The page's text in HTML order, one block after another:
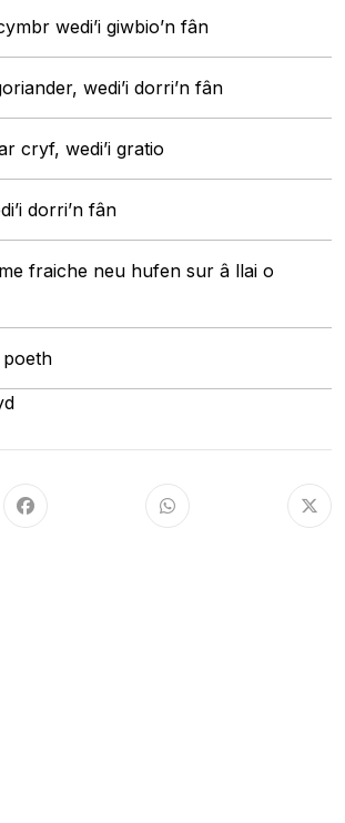
wedi’i giwbio’n fân
wedi’i dorri’n fân
cryf, wedi’i gratio
dorri’n fân
fraiche neu hufen sur â llai o
poeth